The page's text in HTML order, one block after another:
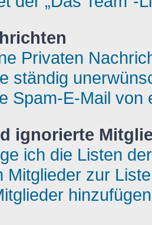
Privaten
ständig
Spam-E-Mail
ignorierte
ich die Listen
Mitglieder zur